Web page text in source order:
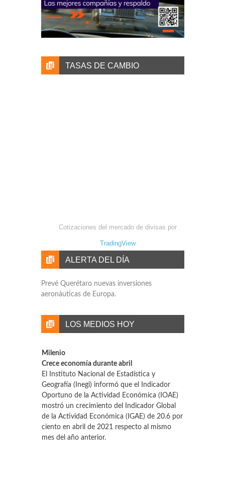
TASAS DE CAMBIO
Cotizaciones del mercado de divisas por
TradingView
ALERTA DEL DÍA
Prevé Querétaro nuevas inversiones
aeronáuticas de Europa.
LOS MEDIOS HOY
Milenio
Crece economía durante abril
El Instituto Nacional de Estadística y
Geografía (Inegi) informó que el Indicador
Oportuno de la Actividad Económica (IOAE)
mostró un crecimiento del Indicador Global
de la Actividad Económica (IGAE) de 20.6 por
ciento en abril de 2021 respecto al mismo
mes del año anterior.